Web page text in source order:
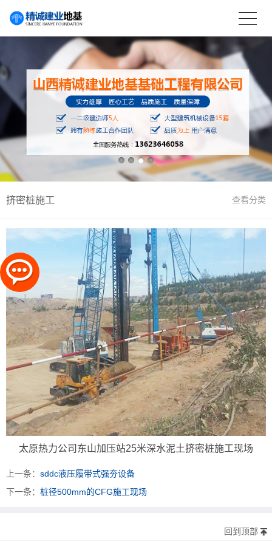
挤密桩施工 查看分类
太原热力公司东山加压站25米深水泥土挤密桩施工现场
上一条： sddc液压履带式强夯设备
下一条： 桩径500mm的CFG施工现场
回到顶部